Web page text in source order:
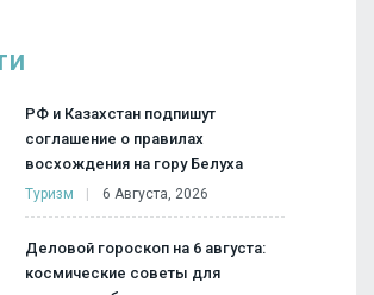
РФ и Казахстан подпишут
соглашение о правилах
восхождения на гору Белуха
Туризм 6 Августа, 2026
Деловой гороскоп на 6 августа:
космические советы для